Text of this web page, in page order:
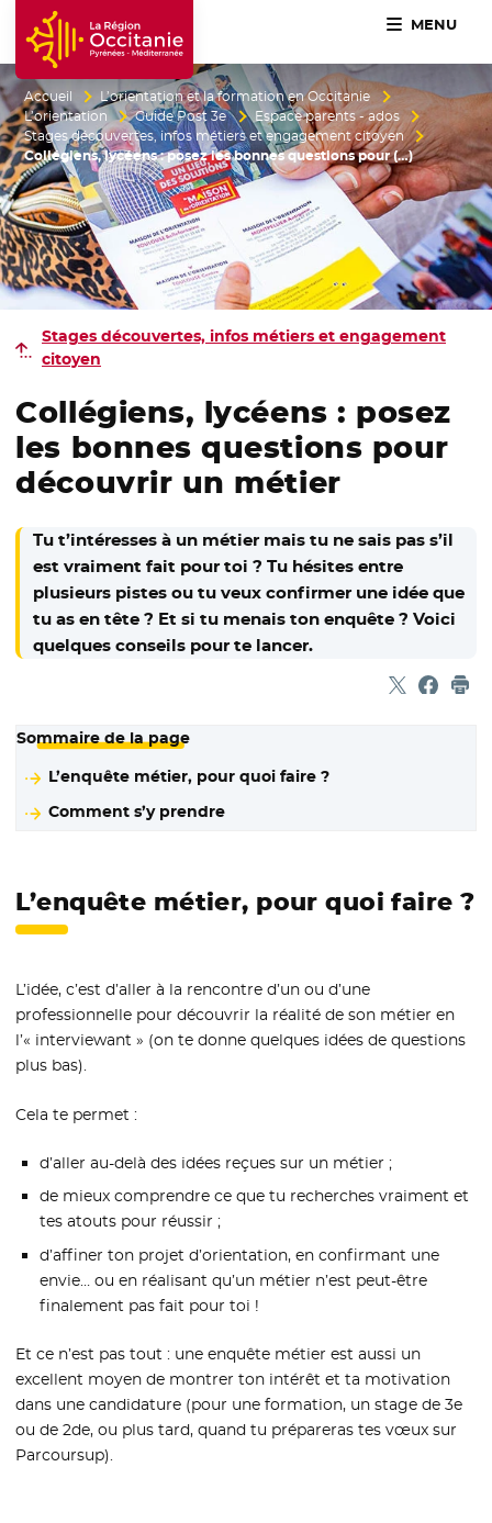
Accueil Région Occitanie / Pyrénées-Méditerranée
MENU
Accueil
L’orientation et la formation en Occitanie
L’orientation
Guide Post 3e
Espace parents - ados
Stages découvertes, infos métiers et engagement citoyen
Collégiens, lycéens : posez les bonnes questions pour (…)
Stages découvertes, infos métiers et engagement
citoyen
Collégiens, lycéens : posez
les bonnes questions pour
découvrir un métier
Tu t’intéresses à un métier mais tu ne sais pas s’il
est vraiment fait pour toi ? Tu hésites entre
plusieurs pistes ou tu veux confirmer une idée que
tu as en tête ? Et si tu menais ton enquête ? Voici
quelques conseils pour te lancer.
Partager
- Nouvelle
-
Sommaire de la page
L’enquête métier, pour quoi faire ?
Comment s’y prendre
L’enquête métier, pour quoi faire ?
L’idée, c’est d’aller à la rencontre d’un ou d’une
professionnelle pour découvrir la réalité de son métier en
l’« interviewant » (on te donne quelques idées de questions
plus bas).
Cela te permet :
d’aller au-delà des idées reçues sur un métier ;
de mieux comprendre ce que tu recherches vraiment et
tes atouts pour réussir ;
d’affiner ton projet d’orientation, en confirmant une
envie… ou en réalisant qu’un métier n’est peut-être
finalement pas fait pour toi !
Et ce n’est pas tout : une enquête métier est aussi un
excellent moyen de montrer ton intérêt et ta motivation
dans une candidature (pour une formation, un stage de 3e
ou de 2de, ou plus tard, quand tu prépareras tes vœux sur
Parcoursup).